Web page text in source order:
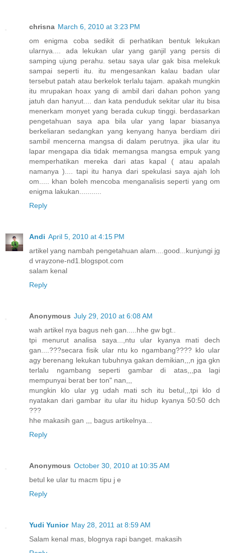
chrisna March 6, 2010 at 3:23 PM
om enigma coba sedikit di perhatikan bentuk lekukan
ularnya.... ada lekukan ular yang ganjil yang persis di
samping ujung perahu. setau saya ular gak bisa melekuk
sampai seperti itu. itu mengesankan kalau badan ular
tersebut patah atau berkelok terlalu tajam. apakah mungkin
itu mrupakan hoax yang di ambil dari dahan pohon yang
jatuh dan hanyut.... dan kata penduduk sekitar ular itu bisa
menerkam monyet yang berada cukup tinggi. berdasarkan
pengetahuan saya apa bila ular yang lapar biasanya
berkeliaran sedangkan yang kenyang hanya berdiam diri
sambil mencerna mangsa di dalam perutnya. jika ular itu
lapar mengapa dia tidak memangsa mangsa empuk yang
memperhatikan mereka dari atas kapal ( atau apalah
namanya ).... tapi itu hanya dari spekulasi saya ajah loh
om..... khan boleh mencoba menganalisis seperti yang om
enigma lakukan...........
Reply
Andi April 5, 2010 at 4:15 PM
artikel yang nambah pengetahuan alam....good...kunjungi jg
d vrayzone-nd1.blogspot.com
salam kenal
Reply
Anonymous July 29, 2010 at 6:08 AM
wah artikel nya bagus neh gan.....hhe gw bgt..
tpi menurut analisa saya...,ntu ular kyanya mati dech
gan....???secara fisik ular ntu ko ngambang???? klo ular
agy berenang lekukan tubuhnya gakan demikian,,,n jga gkn
terlalu ngambang seperti gambar di atas,,,pa lagi
mempunyai berat ber ton" nan,,,
mungkin klo ular yg udah mati sch itu betul,,,tpi klo d
nyatakan dari gambar itu ular itu hidup kyanya 50:50 dch
???
hhe makasih gan ,,, bagus artikelnya...
Reply
Anonymous October 30, 2010 at 10:35 AM
betul ke ular tu macm tipu j e
Reply
Yudi Yunior May 28, 2011 at 8:59 AM
Salam kenal mas, blognya rapi banget. makasih